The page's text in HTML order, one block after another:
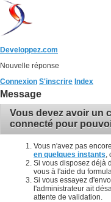
Developpez.com
Nouvelle réponse
Connexion S'inscrire Index
Message
Vous devez avoir un
connecté pour
Vous n'avez pas
en quelques instants
Si vous disposez déjà
vous à l'aide du
Si vous essayez
l'administrateur ait
attente de validation.